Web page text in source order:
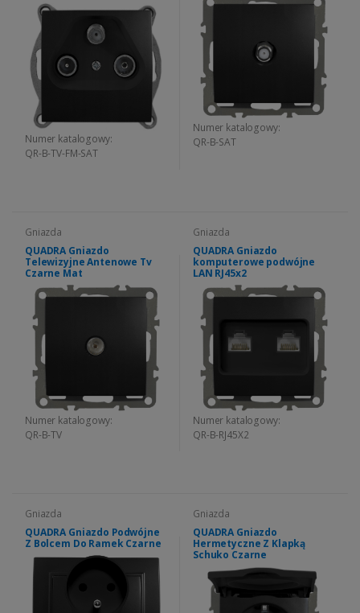
Numer katalogowy:
QR-B-TV-FM-SAT
Numer katalogowy:
QR-B-SAT
Gniazda
QUADRA Gniazdo
Telewizyjne Antenowe Tv
Czarne Mat
Numer katalogowy:
QR-B-TV
Gniazda
QUADRA Gniazdo
komputerowe podwójne
LAN RJ45x2
Numer katalogowy:
QR-B-RJ45X2
Gniazda
QUADRA Gniazdo Podwójne
Z Bolcem Do Ramek Czarne
Gniazda
QUADRA Gniazdo
Hermetyczne Z Klapką
Schuko Czarne